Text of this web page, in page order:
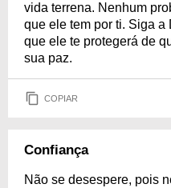
vida terrena. Nenhum
que ele tem por ti. Siga a
que ele te protegerá de
sua paz.
COPIAR
Confiança
Não se desespere, pois